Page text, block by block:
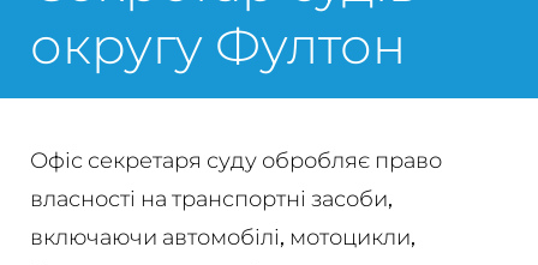
округу Фултон
Офіс секретаря суду обробляє право
власності на транспортні засоби,
включаючи автомобілі, мотоцикли,